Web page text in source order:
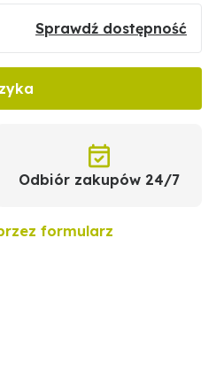
Sprawdź dostępność
Odbiór zakupów 24/7
formularz